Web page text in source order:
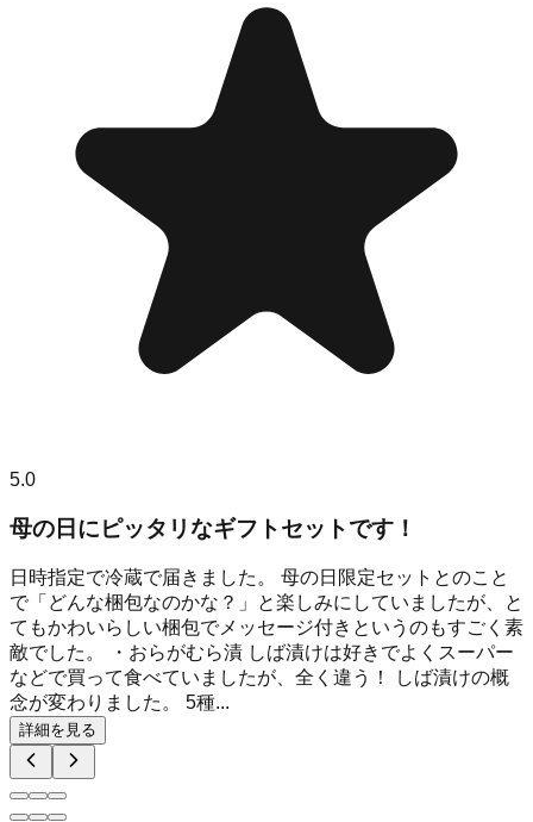
5.0
母の日にピッタリなギフトセットです！
日時指定で冷蔵で届きました。 母の日限定セットとのこと
で「どんな梱包なのかな？」と楽しみにしていましたが、と
てもかわいらしい梱包でメッセージ付きというのもすごく素
敵でした。 ・おらがむら漬 しば漬けは好きでよくスーパー
などで買って食べていましたが、全く違う！ しば漬けの概
念が変わりました。 5種...
詳細を見る